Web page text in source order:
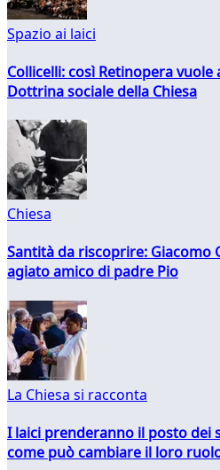
Spazio ai laici
Collicelli: così Retinopera
Dottrina sociale della Chiesa
Chiesa
Santità da riscoprire: Giacomo
agiato amico di padre Pio
La Chiesa si racconta
I laici prenderanno il posto dei
come può cambiare il loro